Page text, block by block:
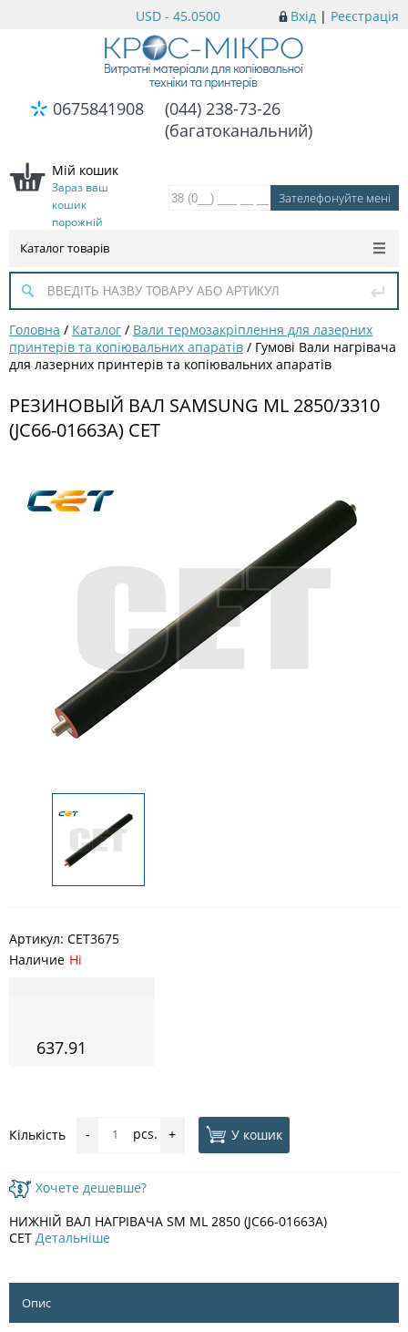
Вхід | Реєстрація
USD - 45.0500
0675841908
(044) 238-73-26
(багатоканальний)
Мій кошик
Зараз ваш
кошик
порожній
Каталог товарів
Головна / Каталог / Вали термозакріплення для лазерних
принтерів та копіювальних апаратів / Гумові Вали нагрівача
для лазерних принтерів та копіювальних апаратів
РЕЗИНОВЫЙ ВАЛ SAMSUNG ML 2850/3310
(JC66-01663A) CET
Артикул: CET3675
Наличие Ні
637.91
Кількість - pcs. + У кошик
Хочете дешевше?
НИЖНІЙ ВАЛ НАГРІВАЧА SM ML 2850 (JC66-01663A)
CET Детальніше
Опис